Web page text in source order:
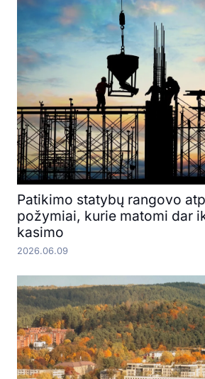
Patikimo statybų rangovo
požymiai, kurie matomi dar
kasimo
2026.06.09